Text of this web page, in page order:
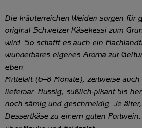
Die kräuterreichen Weiden sorgen für
original Schweizer Käsekessi zum
wird. So schafft es auch ein
wunderbares eigenes Aroma zur
eben.
Mittelalt (6–8 Monate), zeitweise
lieferbar. Nussig, süßlich-pikant bis
noch sämig und geschmeidig. Je
Dessertkäse zu einem guten